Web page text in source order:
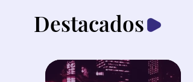
Destacados